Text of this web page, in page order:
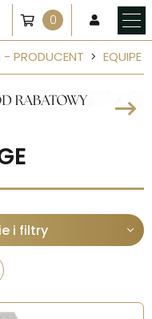
0
- PRODUCENT EQUIPE
i filtry